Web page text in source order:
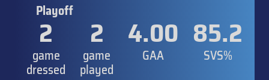
Playoff
2
game
dressed
2
game
played
4.00
GAA
85.2
SVS%